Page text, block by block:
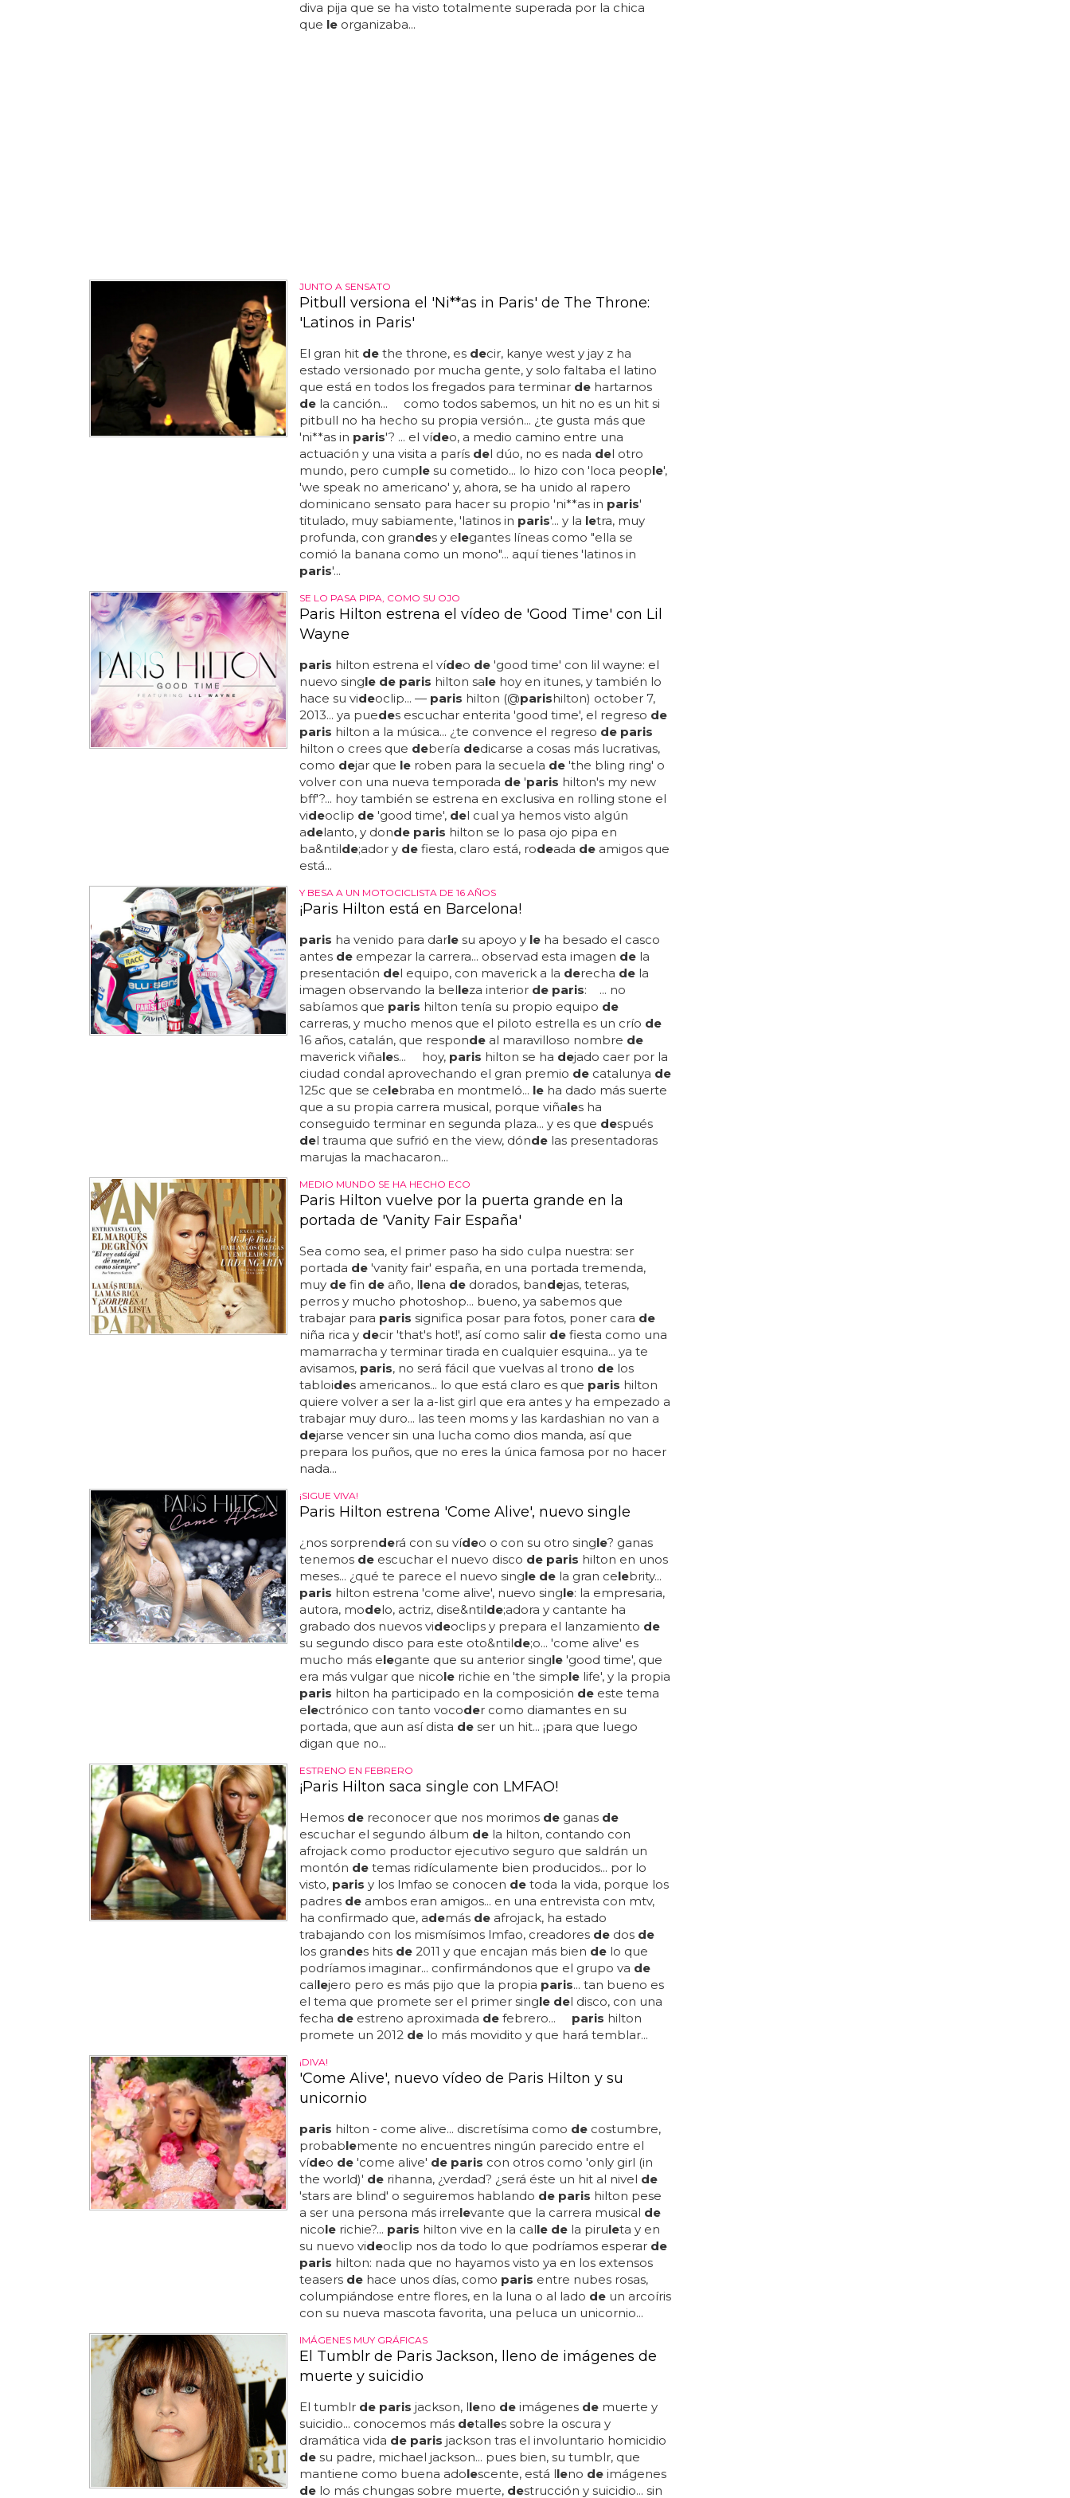
diva pija que se ha visto totalmente superada por la chica
que leorganizaba...
JUNTO A SENSATO
Pitbull versiona el 'Ni**as in Paris' de The Throne:
'Latinos in Paris'
El gran hit dethe throne, es decir, kanye west y jay z ha
estado versionado por mucha gente, y solo faltaba el latino
que está en todos los fregados para terminar dehartarnos
dela canción... como todos sabemos, un hit no es un hit si
pitbull no ha hecho su propia versión... ¿te gusta más que
'ni**as in paris'? ... el vídeo, a medio camino entre una
actuación y una visita a parís del dúo, no es nada del otro
mundo, pero cumplesu cometido... lo hizo con 'loca people',
'we speak no americano' y, ahora, se ha unido al rapero
dominicano sensato para hacer su propio 'ni**as in paris'
titulado, muy sabiamente, 'latinos in paris'... y la letra, muy
profunda, con grandes y elegantes líneas como "ella se
comió la banana como un mono"... aquí tienes 'latinos in
paris'...
SE LO PASA PIPA, COMO SU OJO
Paris Hilton estrena el vídeo de 'Good Time' con Lil
Wayne
paris hilton estrena el vídeo de'good time' con lil wayne: el
nuevo single de paris hilton salehoy en itunes, y también lo
hace su videoclip... — paris hilton (@parishilton) october 7,
2013... ya puedes escuchar enterita 'good time', el regreso de
paris hilton a la música... ¿te convence el regreso de paris
hilton o crees que debería dedicarse a cosas más lucrativas,
como dejar que leroben para la secuela de'the bling ring' o
volver con una nueva temporada de'paris hilton's my new
bff'?... hoy también se estrena en exclusiva en rolling stone el
videoclip de'good time', del cual ya hemos visto algún
adelanto, y donde paris hilton se lo pasa ojo pipa en
ba&ntilde;ador y defiesta, claro está, rodeada deamigos que
está...
Y BESA A UN MOTOCICLISTA DE 16 AÑOS
¡Paris Hilton está en Barcelona!
paris ha venido para darlesu apoyo y leha besado el casco
antes deempezar la carrera... observad esta imagen dela
presentación del equipo, con maverick a la derecha dela
imagen observando la belleza interior de paris: ... no
sabíamos que paris hilton tenía su propio equipo de
carreras, y mucho menos que el piloto estrella es un crío de
16 años, catalán, que respondeal maravilloso nombre de
maverick viñales... hoy, paris hilton se ha dejado caer por la
ciudad condal aprovechando el gran premio decatalunya de
125c que se celebraba en montmeló... leha dado más suerte
que a su propia carrera musical, porque viñales ha
conseguido terminar en segunda plaza... y es que después
del trauma que sufrió en the view, dóndelas presentadoras
marujas la machacaron...
MEDIO MUNDO SE HA HECHO ECO
Paris Hilton vuelve por la puerta grande en la
portada de 'Vanity Fair España'
Sea como sea, el primer paso ha sido culpa nuestra: ser
portada de'vanity fair' españa, en una portada tremenda,
muy defin deaño, llena dedorados, bandejas, teteras,
perros y mucho photoshop... bueno, ya sabemos que
trabajar para paris significa posar para fotos, poner cara de
niña rica y decir 'that's hot!', así como salir defiesta como una
mamarracha y terminar tirada en cualquier esquina... ya te
avisamos, paris, no será fácil que vuelvas al trono delos
tabloides americanos... lo que está claro es que paris hilton
quiere volver a ser la a-list girl que era antes y ha empezado a
trabajar muy duro... las teen moms y las kardashian no van a
dejarse vencer sin una lucha como dios manda, así que
prepara los puños, que no eres la única famosa por no hacer
nada...
¡SIGUE VIVA!
Paris Hilton estrena 'Come Alive', nuevo single
¿nos sorprenderá con su vídeo o con su otro single? ganas
tenemos deescuchar el nuevo disco de paris hilton en unos
meses... ¿qué te parece el nuevo single dela gran celebrity...
paris hilton estrena 'come alive', nuevo single: la empresaria,
autora, modelo, actriz, dise&ntilde;adora y cantante ha
grabado dos nuevos videoclips y prepara el lanzamiento de
su segundo disco para este oto&ntilde;o... 'come alive' es
mucho más elegante que su anterior single'good time', que
era más vulgar que nicolerichie en 'the simplelife', y la propia
paris hilton ha participado en la composición deeste tema
electrónico con tanto vocoder como diamantes en su
portada, que aun así dista deser un hit... ¡para que luego
digan que no...
ESTRENO EN FEBRERO
¡Paris Hilton saca single con LMFAO!
Hemos dereconocer que nos morimos deganas de
escuchar el segundo álbum dela hilton, contando con
afrojack como productor ejecutivo seguro que saldrán un
montón detemas ridículamente bien producidos... por lo
visto, paris y los lmfao se conocen detoda la vida, porque los
padres deambos eran amigos... en una entrevista con mtv,
ha confirmado que, además deafrojack, ha estado
trabajando con los mismísimos lmfao, creadores dedos de
los grandes hits de2011 y que encajan más bien delo que
podríamos imaginar... confirmándonos que el grupo va de
callejero pero es más pijo que la propia paris... tan bueno es
el tema que promete ser el primer single del disco, con una
fecha deestreno aproximada defebrero... paris hilton
promete un 2012 delo más movidito y que hará temblar...
¡DIVA!
'Come Alive', nuevo vídeo de Paris Hilton y su
unicornio
paris hilton - come alive... discretísima como decostumbre,
probablemente no encuentres ningún parecido entre el
vídeo de'come alive' de paris con otros como 'only girl (in
the world)' derihanna, ¿verdad? ¿será éste un hit al nivel de
'stars are blind' o seguiremos hablando de paris hilton pese
a ser una persona más irrelevante que la carrera musical de
nicolerichie?... paris hilton vive en la calle dela piruleta y en
su nuevo videoclip nos da todo lo que podríamos esperar de
paris hilton: nada que no hayamos visto ya en los extensos
teasers dehace unos días, como paris entre nubes rosas,
columpiándose entre flores, en la luna o al lado deun arcoíris
con su nueva mascota favorita, una peluca un unicornio...
IMÁGENES MUY GRÁFICAS
El Tumblr de Paris Jackson, lleno de imágenes de
muerte y suicidio
El tumblr de paris jackson, lleno deimágenes demuerte y
suicidio... conocemos más detalles sobre la oscura y
dramática vida de paris jackson tras el involuntario homicidio
desu padre, michael jackson... pues bien, su tumblr, que
mantiene como buena adolescente, está lleno deimágenes
delo más chungas sobre muerte, destrucción y suicidio... sin